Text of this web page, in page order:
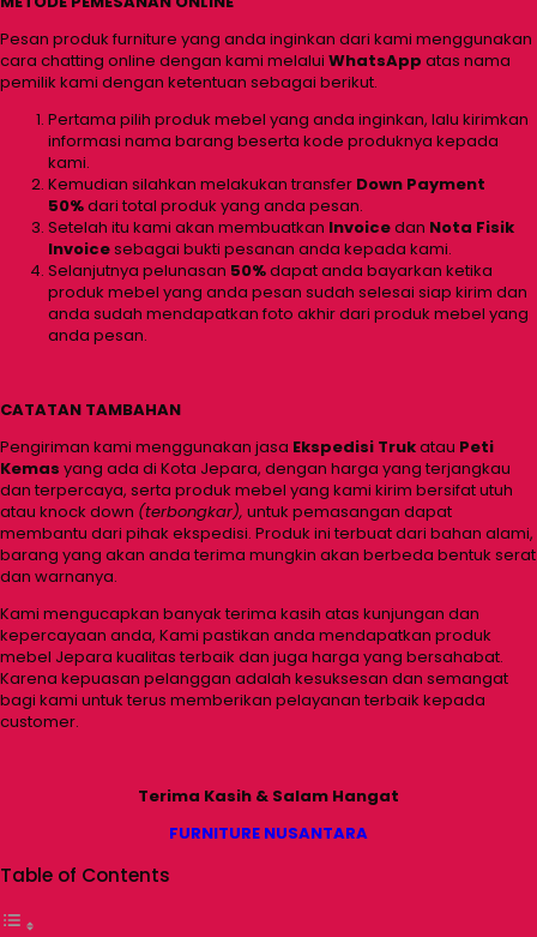
Pesan produk furniture yang anda inginkan dari kami menggunakan
cara chatting online dengan kami melalui WhatsApp atas nama
pemilik kami dengan ketentuan sebagai berikut.
Pertama pilih produk mebel yang anda inginkan, lalu kirimkan
informasi nama barang beserta kode produknya kepada
kami.
Kemudian silahkan melakukan transfer Down Payment
50%dari total produk yang anda pesan.
Setelah itu kami akan membuatkan Invoicedan Nota Fisik
Invoicesebagai bukti pesanan anda kepada kami.
Selanjutnya pelunasan 50%dapat anda bayarkan ketika
produk mebel yang anda pesan sudah selesai siap kirim dan
anda sudah mendapatkan foto akhir dari produk mebel yang
anda pesan.
CATATAN TAMBAHAN
Pengiriman kami menggunakan jasa Ekspedisi Trukatau Peti
Kemas yang ada di Kota Jepara, dengan harga yang terjangkau
dan terpercaya, serta produk mebel yang kami kirim bersifat utuh
atau knock down (terbongkar), untuk pemasangan dapat
membantu dari pihak ekspedisi. Produk ini terbuat dari bahan alami,
barang yang akan anda terima mungkin akan berbeda bentuk serat
dan warnanya.
Kami mengucapkan banyak terima kasih atas kunjungan dan
kepercayaan anda, Kami pastikan anda mendapatkan produk
mebel Jepara kualitas terbaik dan juga harga yang bersahabat.
Karena kepuasan pelanggan adalah kesuksesan dan semangat
bagi kami untuk terus memberikan pelayanan terbaik kepada
customer.
Terima Kasih & Salam Hangat
FURNITURE NUSANTARA
Table of Contents